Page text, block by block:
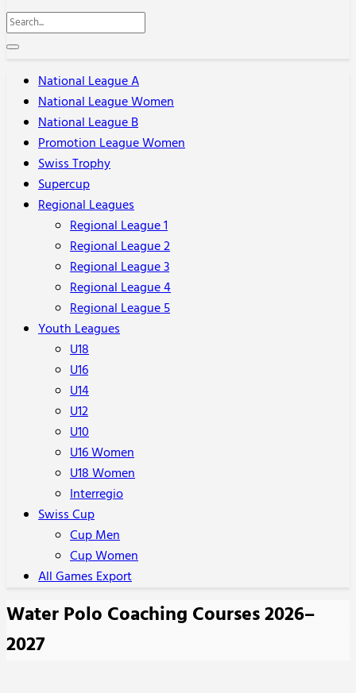
National League A
National League Women
National League B
Promotion League Women
Swiss Trophy
Supercup
Regional Leagues
Regional League 1
Regional League 2
Regional League 3
Regional League 4
Regional League 5
Youth Leagues
U18
U16
U14
U12
U10
U16 Women
U18 Women
Interregio
Swiss Cup
Cup Men
Cup Women
All Games Export
Water Polo Coaching Courses 2026–
2027